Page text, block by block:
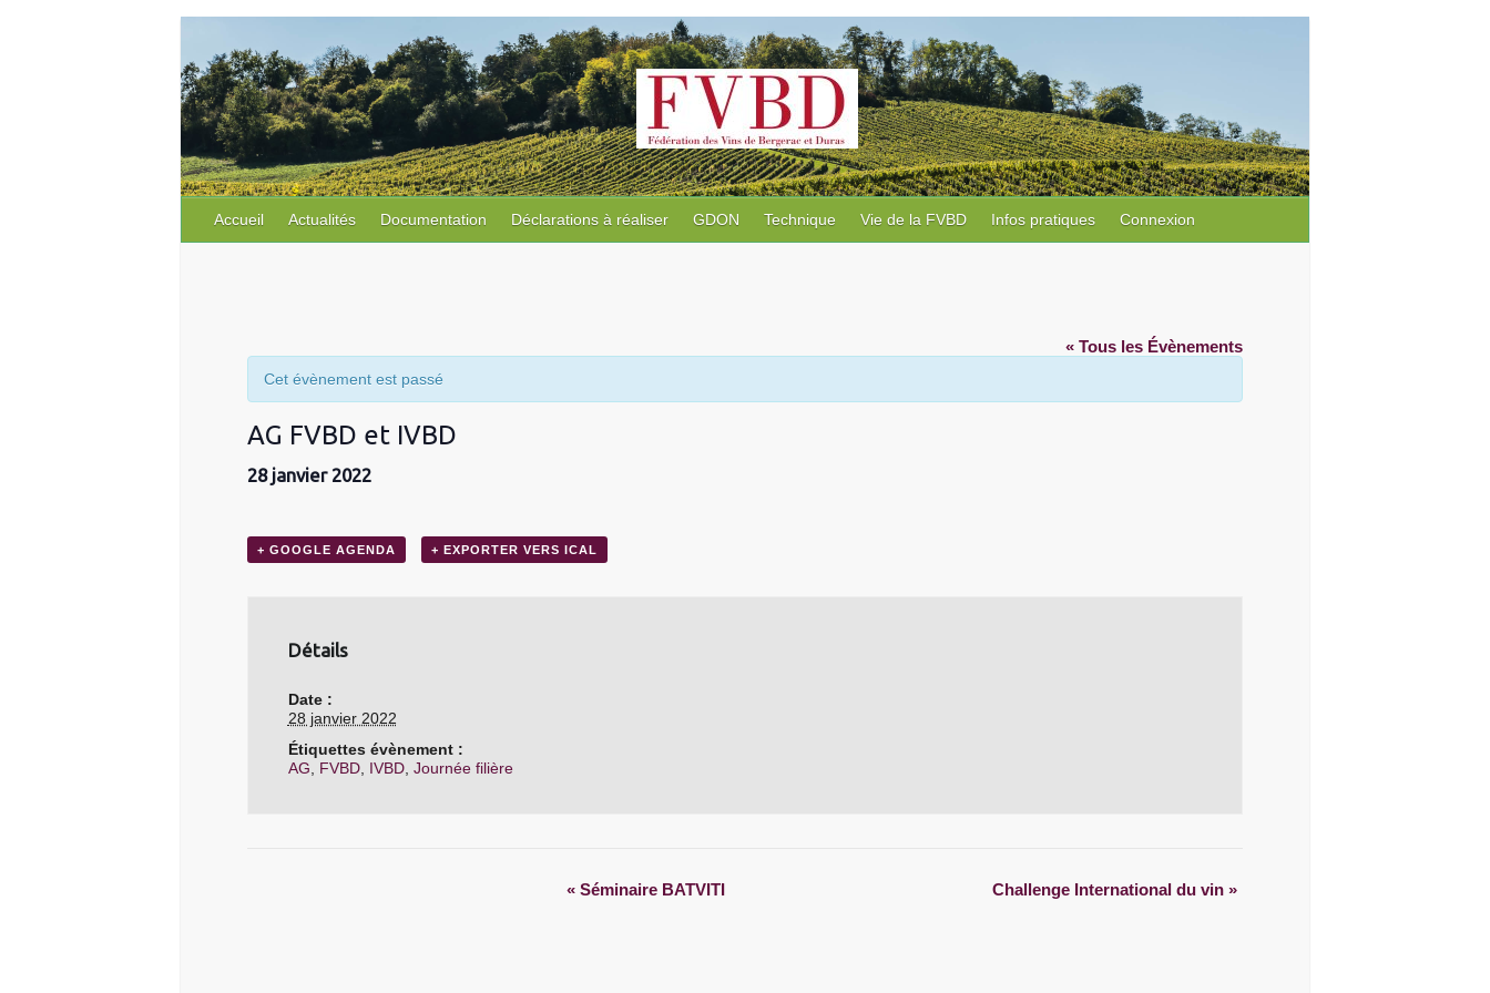
Accueil Actualités Documentation Déclarations à réaliser GDON Technique Vie de la FVBD Infos pratiques Connexion
« Tous les Évènements
Cet évènement est passé
AG FVBD et IVBD
28 janvier 2022
+ GOOGLE AGENDA + EXPORTER VERS ICAL
Détails
Date :
28 janvier 2022
Étiquettes évènement :
AG
FVBD, IVBD, Journée filière
« Séminaire BATVITI Challenge International du vin »